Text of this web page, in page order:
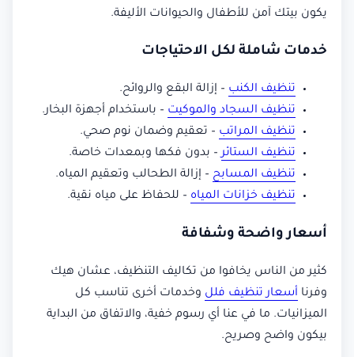
يكون بيتك آمن للأطفال والحيوانات الأليفة.
خدمات شاملة لكل الاحتياجات
تنظيف الكنب – إزالة البقع والروائح.
تنظيف السجاد والموكيت – باستخدام أجهزة البخار.
تنظيف المراتب – تعقيم وضمان نوم صحي.
تنظيف الستائر– بدون فكها وبمعدات خاصة.
تنظيف المسابح – إزالة الطحالب وتعقيم المياه.
تنظيف خزانات المياه – للحفاظ على مياه نقية.
أسعار واضحة وشفافة
كثير من الناس يخافوا من تكاليف التنظيف، عشان هيك
وفرنا أسعار تنظيف فلل وخدمات أخرى تناسب كل
الميزانيات. ما في عنا أي رسوم خفية، والاتفاق من البداية
بيكون واضح وصريح.